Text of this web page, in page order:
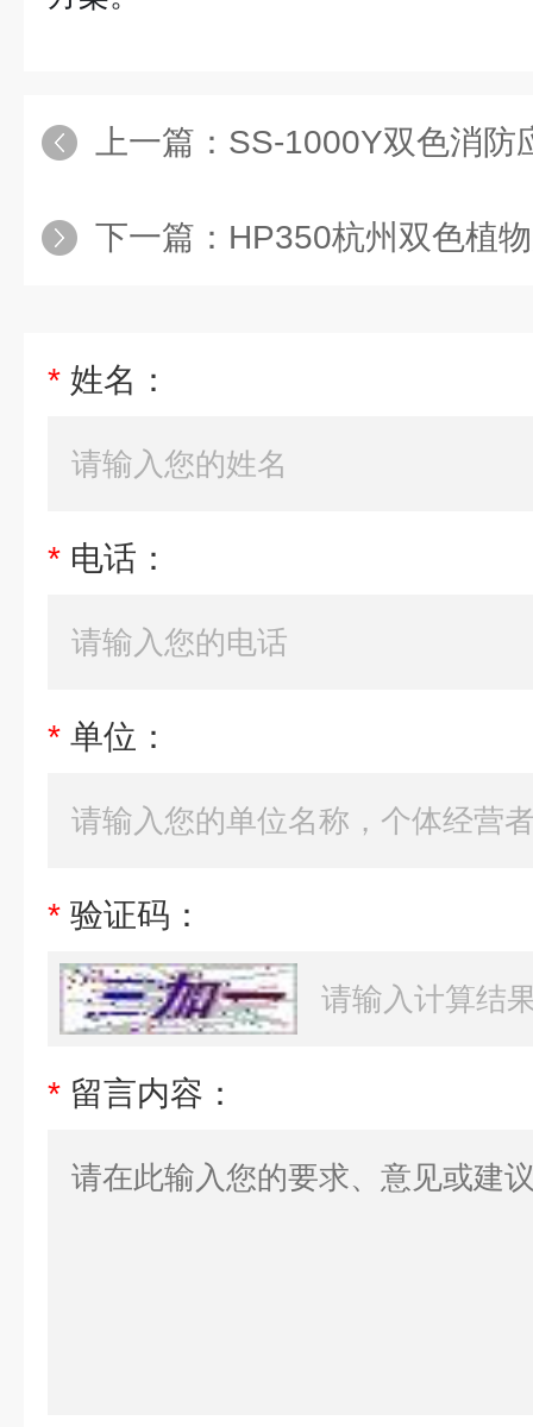
上一篇： SS-1000Y双色消防
下一篇： HP350杭州双色植
* 姓名：
* 电话：
* 单位：
* 验证码：
* 留言内容：